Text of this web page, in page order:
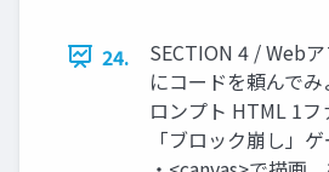
24.
SECTION 4 / Web
にコードを頼んで
ロンプト HTML 1フ
「ブロック崩し」